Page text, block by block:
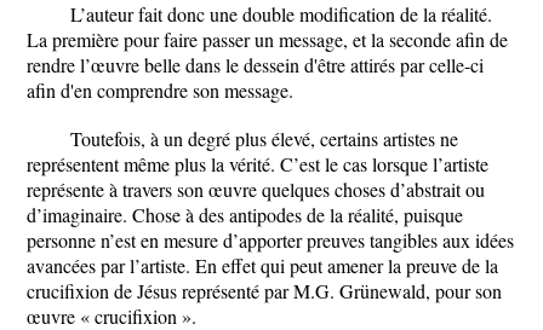
L’auteur fait donc une double modification de la réalité.
La première pour faire passer un message, et la seconde afin de
rendre l’œuvre belle dans le dessein d'être attirés par celle-ci
afin d'en comprendre son message.
Toutefois, à un degré plus élevé, certains artistes ne
représentent même plus la vérité. C’est le cas lorsque l’artiste
représente à travers son œuvre quelques choses d’abstrait ou
d’imaginaire. Chose à des antipodes de la réalité, puisque
personne n’est en mesure d’apporter preuves tangibles aux idées
avancées par l’artiste. En effet qui peut amener la preuve de la
crucifixion de Jésus représenté par M.G. Grünewald, pour son
œuvre « crucifixion ».